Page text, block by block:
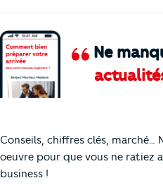
Ne
Conseils, chiffres clés,
oeuvre pour que vous ne ratiez
business !